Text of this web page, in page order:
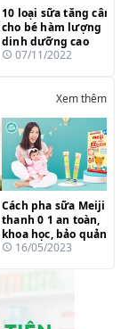
10 loại sữa tăng cân
cho bé hàm lượng
dinh dưỡng cao
07/11/2022
Xem thêm
Cách pha sữa Meiji
thanh 0 1 an toàn,
khoa học, bảo quản
dưỡng chất
16/05/2023